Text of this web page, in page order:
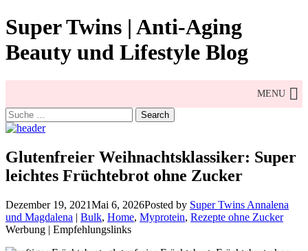
Skip
to
content
Super Twins | Anti-Aging
Beauty und Lifestyle Blog
MENU
Search
for:
Glutenfreier Weihnachtsklassiker: Super
leichtes Früchtebrot ohne Zucker
Dezember 19, 2021Mai 6, 2026Posted by Super Twins Annalena
und Magdalena | Bulk, Home, Myprotein, Rezepte ohne Zucker
Werbung | Empfehlungslinks